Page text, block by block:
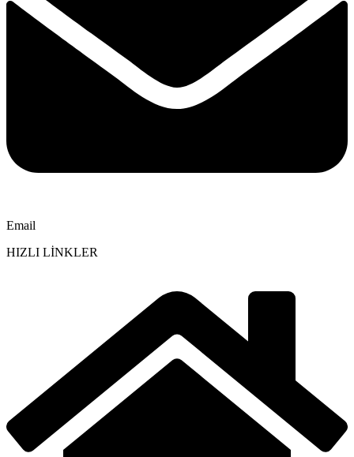
Email
HIZLI LİNKLER